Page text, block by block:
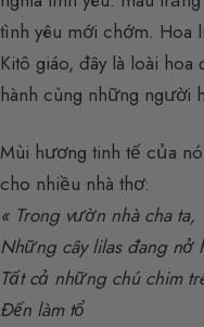
tình yêu mới chớm. Hoa
Kitô giáo, đây là loài
hành cùng những người
Mùi hương tinh tế của
cho nhiều nhà thơ:
« Trong vườn nhà cha ta,
Những cây lilas đang nở
Tất cả những chú chim
Đến làm tổ